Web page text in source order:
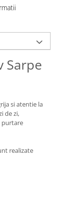
Sarpe
si atentie la
de zi,
purtare
realizate